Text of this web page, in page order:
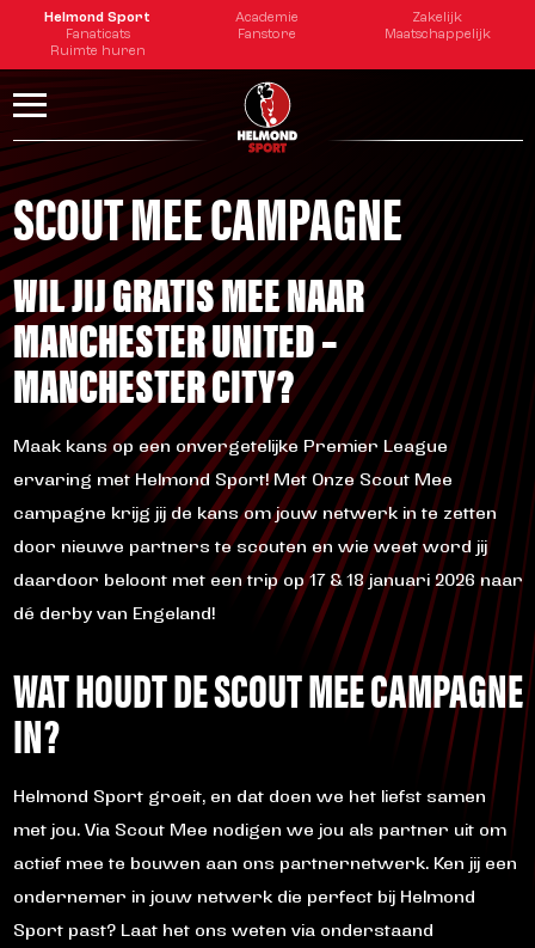
Helmond Sport Academie
Zakelijk
Fanaticats
Fanstore
Maatschappelijk
Ruimte huren
tester
SCOUT MEE CAMPAGNE
WIL JIJ GRATIS MEE NAAR
MANCHESTER UNITED –
MANCHESTER CITY?
Maak kans op een onvergetelijke Premier League
ervaring met Helmond Sport! Met Onze Scout Mee
campagne krijg jij de kans om jouw netwerk in te zetten
door nieuwe partners te scouten en wie weet word jij
daardoor beloont met een trip op 17 & 18 januari 2026 naar
dé derby van Engeland!
WAT HOUDT DE SCOUT MEE CAMPAGNE
IN?
Helmond Sport groeit, en dat doen we het liefst samen
met jou. Via Scout Mee nodigen we jou als partner uit om
actief mee te bouwen aan ons partnernetwerk. Ken jij een
ondernemer in jouw netwerk die perfect bij Helmond
Sport past? Laat het ons weten via onderstaand